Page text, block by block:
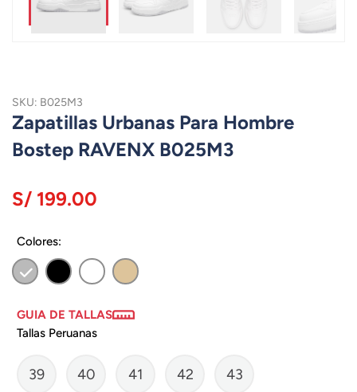
SKU: B025M3
Zapatillas Urbanas Para Hombre
Bostep RAVENX B025M3
S/ 199.00
Colores:
GUIA DE TALLAS
Tallas Peruanas
39 40 41 42 43